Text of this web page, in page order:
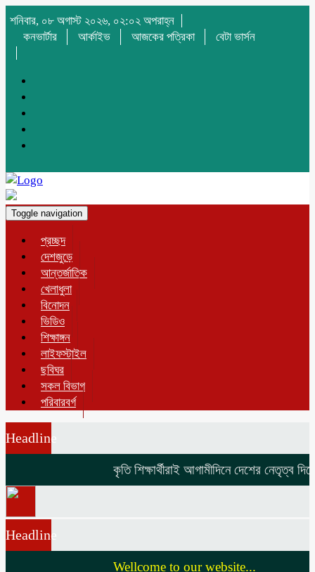
শনিবার, ০৮ অগাস্ট ২০২৬, ০২:০২ অপরাহ্ন
কনভার্টার
আর্কাইভ আজকের পত্রিকা বেটা ভার্সন
Toggle navigation
প্রচ্ছদ
দেশজুড়ে
আন্তর্জাতিক
খেলাধুলা
বিনোদন
ভিডিও
শিক্ষাঙ্গন
লাইফস্টাইল
ছবিঘর
সকল বিভাগ
পরিবারবর্গ
Headline
কৃতি শিক্ষার্থীরাই আগামীদিনে দেশের নেতৃত্ব
Headline
Wellcome to our website...